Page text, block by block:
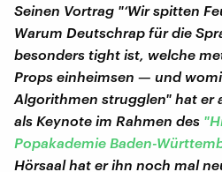
Seinen Vortrag "‘Wir spitten
Warum Deutschrap für die
besonders tight ist, welche
Props einheimsen — und
Algorithmen strugglen" hat er
als Keynote im Rahmen des
Popakademie Baden-
Hörsaal hat er ihn noch mal